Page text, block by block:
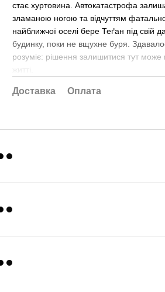
стає хуртовина. Автокатастрофа
зламаною ногою та відчуттям
найближчої оселі бере Теґан під
будинку, поки не вщухне буря.
розуміє: рішення залишитися тут
житті.
Доставка Оплата